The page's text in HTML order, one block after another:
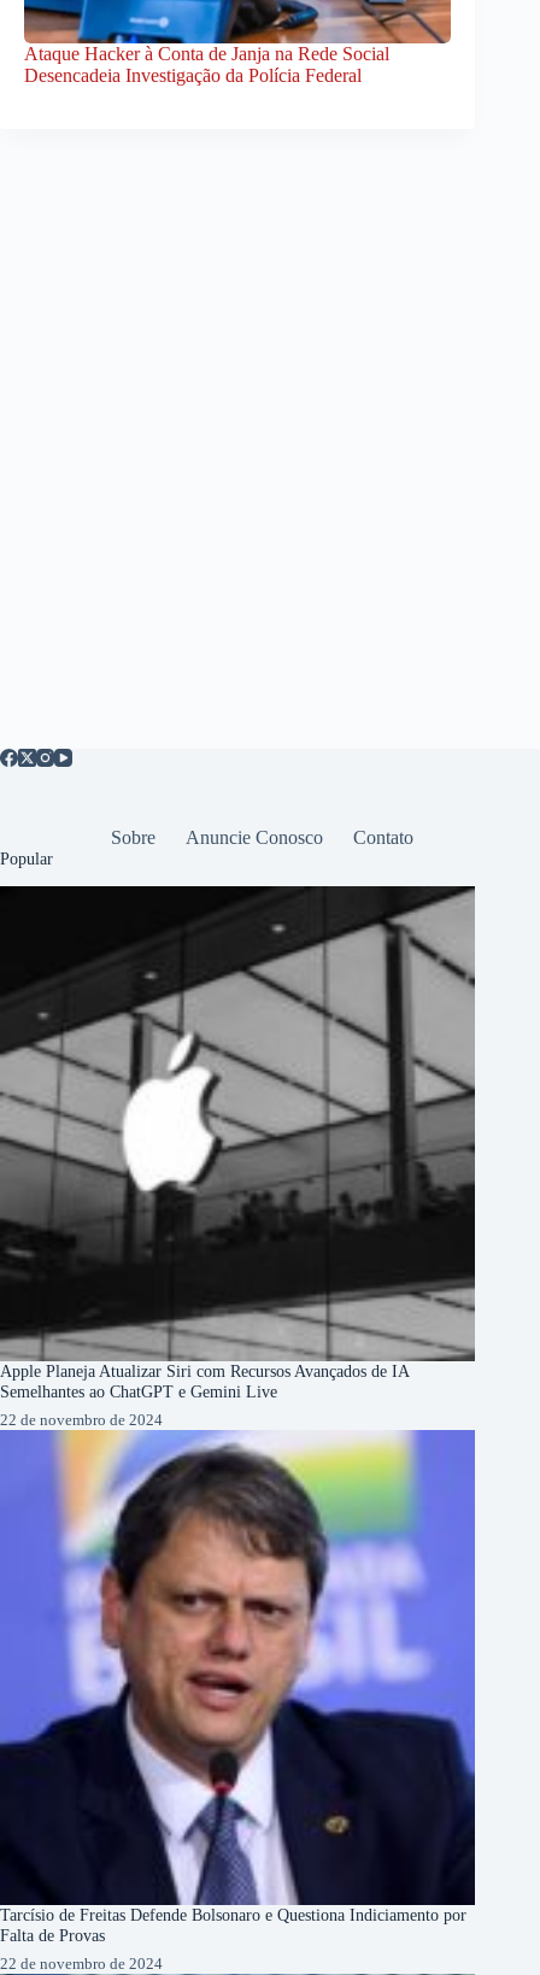
Ataque Hacker à Conta de Janja na Rede Social
Desencadeia Investigação da Polícia Federal
Sobre Anuncie Conosco Contato
Popular
Apple Planeja Atualizar Siri com Recursos Avançados de IA
Semelhantes ao ChatGPT e Gemini Live
22 de novembro de 2024
Tarcísio de Freitas Defende Bolsonaro e Questiona Indiciamento por
Falta de Provas
22 de novembro de 2024